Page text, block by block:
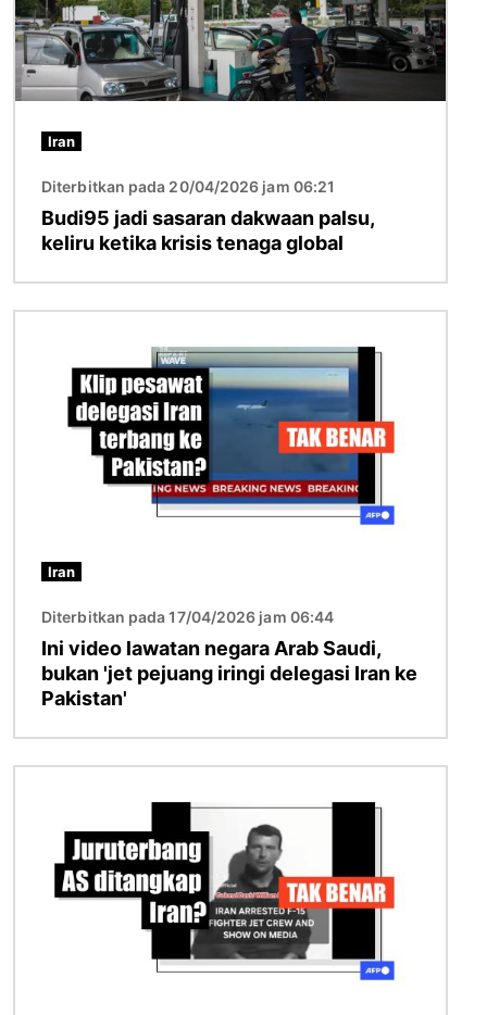
Iran
Diterbitkan pada 20/04/2026 jam 06:21
Budi95 jadi sasaran dakwaan palsu,
keliru ketika krisis tenaga global
Iran
Diterbitkan pada 17/04/2026 jam 06:44
Ini video lawatan negara Arab Saudi,
bukan 'jet pejuang iringi delegasi Iran ke
Pakistan'